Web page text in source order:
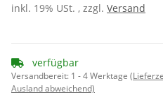
inkl. 19% USt. , zzgl. Versand
verfügbar
Versandbereit: 1 - 4 Werktage
Ausland abweichend)